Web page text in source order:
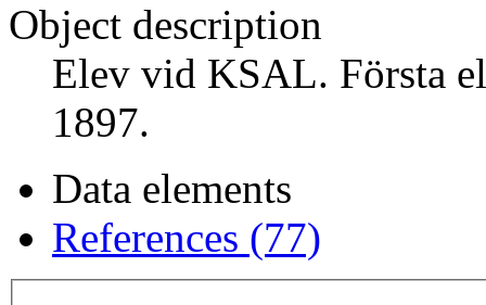
Object description
Elev vid KSAL. Första
1897.
Data elements
References (77)